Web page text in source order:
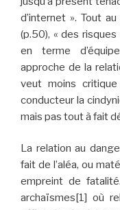
d’internet ». Tout
(p.50), « des
en terme
approche de la
veut moins critique
conducteur la
mais pas tout à fait
La relation au
fait de l’aléa, ou
empreint de
archaïsmes[1] où